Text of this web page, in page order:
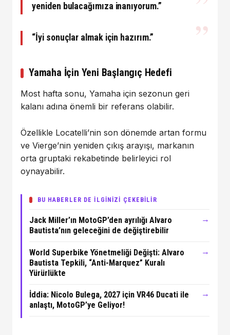
yeniden bulacağımıza inanıyorum.”
“İyi sonuçlar almak için hazırım.”
Yamaha İçin Yeni Başlangıç Hedefi
Most hafta sonu, Yamaha için sezonun geri
kalanı adına önemli bir referans olabilir.
Özellikle Locatelli’nin son dönemde artan formu
ve Vierge’nin yeniden çıkış arayışı, markanın
orta gruptaki rekabetinde belirleyici rol
oynayabilir.
BU HABERLER DE İLGİNİZİ ÇEKEBİLİR
Jack Miller’ın MotoGP’den ayrılığı Alvaro
Bautista’nın geleceğini de değiştirebilir
→
World Superbike Yönetmeliği Değişti: Alvaro
Bautista Tepkili, “Anti-Marquez” Kuralı
Yürürlükte
→
İddia: Nicolo Bulega, 2027 için VR46 Ducati ile
anlaştı, MotoGP’ye Geliyor!
→